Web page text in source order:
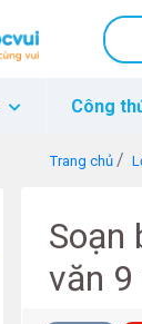
Công
Trang chủ
Soạn
văn